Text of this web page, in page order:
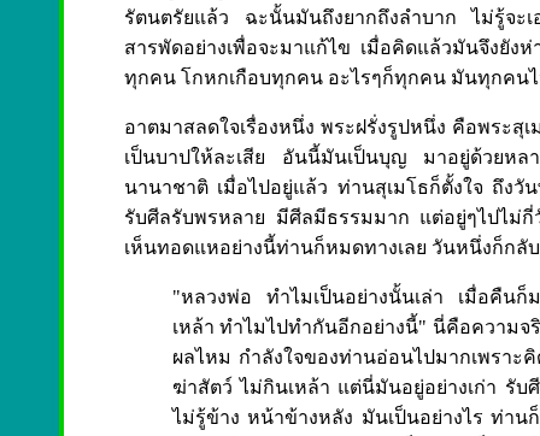
รัตนตรัยแล้ว ฉะนั้นมันถึงยากถึงลำบาก ไม่รู้จะ
สารพัดอย่างเพื่อจะมาแก้ไข เมื่อคิดแล้วมันจึงยั
ทุกคน โกหกเกือบทุกคน อะไรๆก็ทุกคน มันทุกคนไ
อาตมาสลดใจเรื่องหนึ่ง พระฝรั่งรูปหนึ่ง คือพระสุ
เป็นบาปให้ละเสีย อันนี้มันเป็นบุญ มาอยู่ด้วยห
นานาชาติ เมื่อไปอยู่แล้ว ท่านสุเมโธก็ตั้งใจ ถึง
รับศีลรับพรหลาย มีศีลมีธรรมมาก แต่อยู่ๆไปไม่
เห็นทอดแหอย่างนี้ท่านก็หมดทางเลย วันหนึ่งก็กลั
"หลวงพ่อ ทำไมเป็นอย่างนั้นเล่า เมื่อคืน
เหล้า ทำไมไปทำกันอีกอย่างนี้" นี่คือความจ
ผลไหม กำลังใจของท่านอ่อนไปมากเพรา
ฆ่าสัตว์ ไม่กินเหล้า แต่นี่มันอยู่อย่างเก่า รับ
ไม่รู้ข้าง หน้าข้างหลัง มันเป็นอย่างไร ท่าน